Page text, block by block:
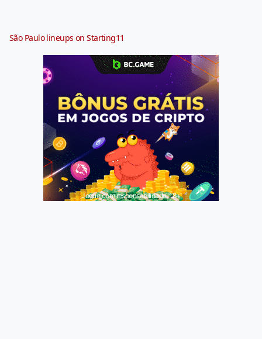
São Paulo lineups on Starting11
Jogue com responsabilidade. 18+